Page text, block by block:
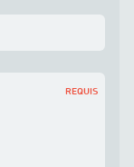
REQUIS